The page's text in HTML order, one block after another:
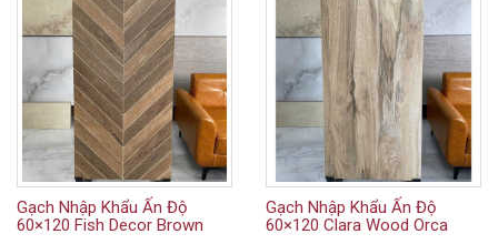
Gạch Nhập Khẩu Ấn Độ
60×120 Fish Decor Brown
Gạch Nhập Khẩu Ấn Độ
60×120 Clara Wood Orca